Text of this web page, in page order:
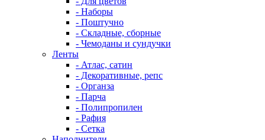
- Наборы
- Поштучно
- Складные, сборные
- Чемоданы и сундучки
Ленты
- Атлас, сатин
- Декоративные, репс
- Органза
- Парча
- Полипропилен
- Рафия
- Сетка